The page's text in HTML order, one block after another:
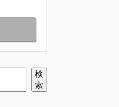
検
索